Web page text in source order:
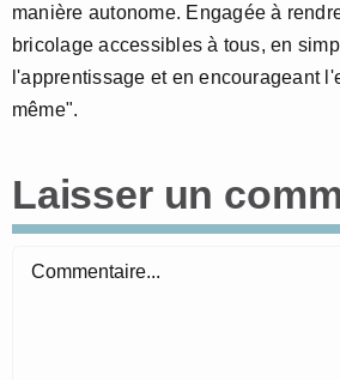
manière autonome. Engagée à
bricolage accessibles à tous, en
l'apprentissage et en encourageant
même".
Laisser un
Commentaire